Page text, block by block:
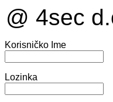
@ 4sec
Korisničko Ime
Lozinka